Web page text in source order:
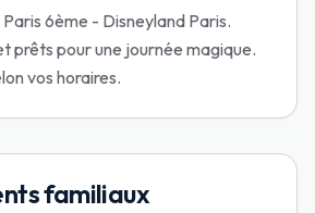
6ème - Disneyland Paris.
prêts pour une journée magique.
vos horaires.
familiaux